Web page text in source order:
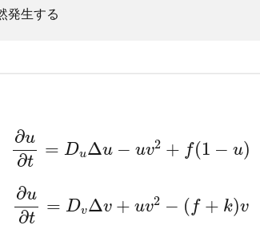
発生する
∂u
∂t
= DuΔu − uv2 + f(1 − u)
∂u∂
∂u
∂t
= DvΔv + uv2 − ( f + k)v
∂u∂